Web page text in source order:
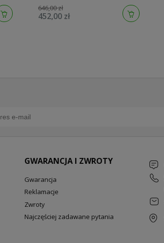
646,00 zł
452,00 zł
GWARANCJA I ZWROTY
Gwarancja
Reklamacje
Zwroty
Najczęściej zadawane pytania